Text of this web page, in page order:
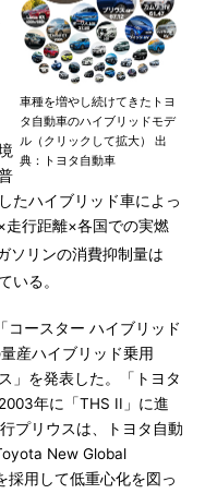
車種を増やし続けてきたトヨ
タ自動車のハイブリッドモデ
ル（クリックして拡大） 出
典：トヨタ自動車
たハイブリッド車によっ
走行距離×各国での実燃
ソリンの消費抑制量は
いる。
ースター ハイブリッド
産ハイブリッド乗用
」を発表した。「トヨタ
年に「THS II」に進
プリウスは、トヨタ自動
New Global
用して低重心化を図っ